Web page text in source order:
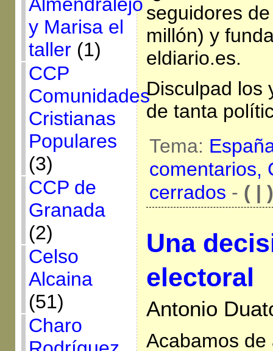
y Marisa el
taller(1)
CCP
Comunidades
Cristianas
Populares
(3)
CCP de
Granada
(2)
Celso
Alcaina
(51)
Charo
seguidores
millón) y
eldiario.es.
Disculpad los
de tanta
Tema:
comentarios,
cerrados - ( | )
Una
electoral
Antonio
Acabamos